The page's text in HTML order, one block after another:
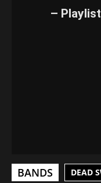
–
BANDS DEAD